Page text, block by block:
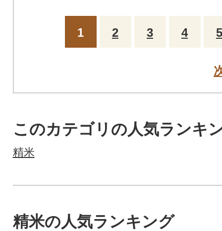
1 2 3 4 5
このカテゴリの人気ランキ
精米
精米の人気ランキング